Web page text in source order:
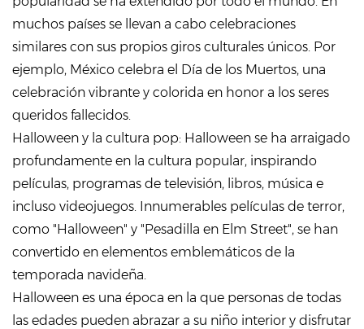
muchos países se llevan a cabo celebraciones
similares con sus propios giros culturales únicos. Por
ejemplo, México celebra el Día de los Muertos, una
celebración vibrante y colorida en honor a los seres
queridos fallecidos.
Halloween y la cultura pop: Halloween se ha arraigado
profundamente en la cultura popular, inspirando
películas, programas de televisión, libros, música e
incluso videojuegos. Innumerables películas de terror,
como "Halloween" y "Pesadilla en Elm Street", se han
convertido en elementos emblemáticos de la
temporada navideña.
Halloween es una época en la que personas de todas
las edades pueden abrazar a su niño interior y disfrutar